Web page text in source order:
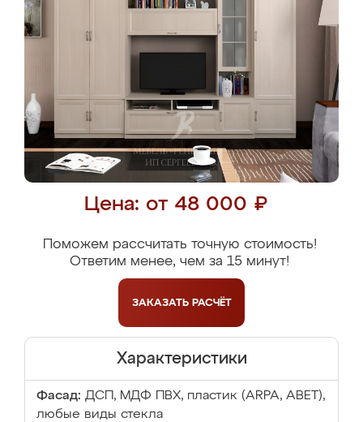
Цена: от 48 000 ₽
Поможем рассчитать точную стоимость!
Ответим менее, чем за 15 минут!
ЗАКАЗАТЬ РАСЧЁТ
Характеристики
Фасад: ДСП, МДФ ПВХ, пластик (ARPA, ABET),
любые виды стекла